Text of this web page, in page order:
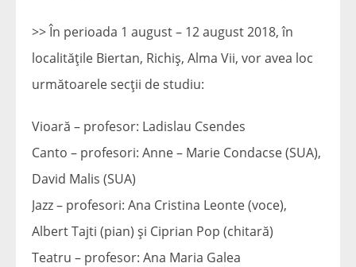
>> În perioada 1 august – 12 august 2018, în
localitățile Biertan, Richiș, Alma Vii, vor avea loc
următoarele secții de studiu:
Vioară – profesor: Ladislau Csendes
Canto – profesori: Anne – Marie Condacse (SUA),
David Malis (SUA)
Jazz – profesori: Ana Cristina Leonte (voce),
Albert Tajti (pian) și Ciprian Pop (chitară)
Teatru – profesor: Ana Maria Galea